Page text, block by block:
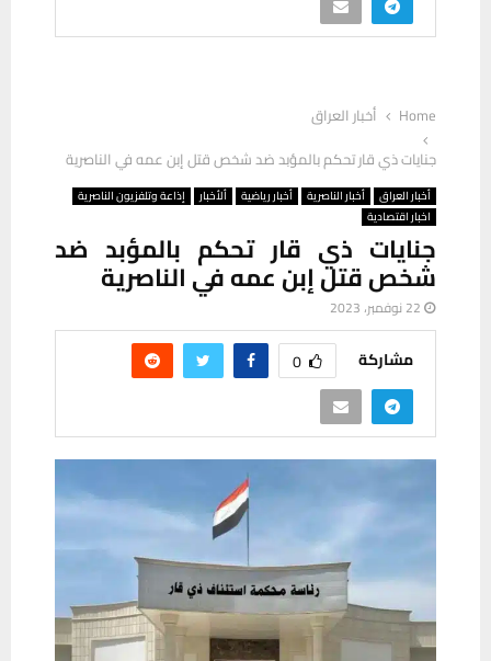
Home
أخبار العراق
جنايات ذي قار تحكم بالمؤبد ضد شخص قتل إبن عمه في الناصرية
أخبار العراق أخبار الناصرية أخبار رياضية ألأخبار
إذاعة وتلفزيون الناصرية
اخبار اقتصادية
جنايات ذي قار تحكم بالمؤبد ضد
شخص قتل إبن عمه في الناصرية
22 نوفمبر، 2023
مشاركة 0